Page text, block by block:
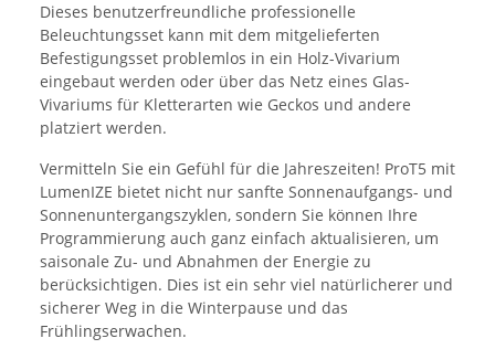
Dieses benutzerfreundliche professionelle
Beleuchtungsset kann mit dem mitgelieferten
Befestigungsset problemlos in ein Holz-Vivarium
eingebaut werden oder über das Netz eines Glas-
Vivariums für Kletterarten wie Geckos und andere
platziert werden.
Vermitteln Sie ein Gefühl für die Jahreszeiten! ProT5 mit
LumenIZE bietet nicht nur sanfte Sonnenaufgangs- und
Sonnenuntergangszyklen, sondern Sie können Ihre
Programmierung auch ganz einfach aktualisieren, um
saisonale Zu- und Abnahmen der Energie zu
berücksichtigen. Dies ist ein sehr viel natürlicherer und
sicherer Weg in die Winterpause und das
Frühlingserwachen.